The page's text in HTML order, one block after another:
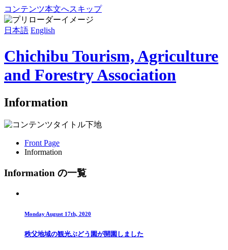
コンテンツ本文へスキップ
日本語 English
Chichibu Tourism, Agriculture
and Forestry Association
Information
Front Page
Information
Information の一覧
Monday August 17th, 2020
秩父地域の観光ぶどう園が開園しました